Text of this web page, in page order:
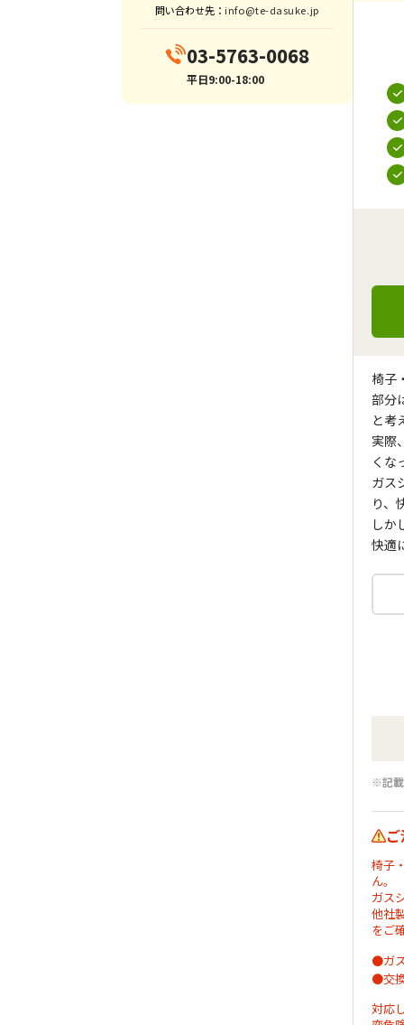
問い合わせ先： info@te-dasuke.jp
03-5763-0068
平日9:00-18:00
椅子
部分
と考
実際
くな
ガス
り、
しか
快適
※記
椅子
ん。
ガス
他社
をご
●ガ
●交
対応